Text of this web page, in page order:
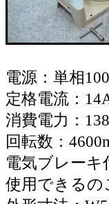
電源：単相
定格電流：
消費電力：
回転数：
電気ブレーキ
使用できるの